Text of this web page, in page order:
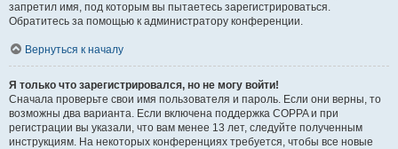
запретил имя, под которым вы пытаетесь зарегистрироваться.
Обратитесь за помощью к администратору конференции.
Вернуться к началу
Я только что зарегистрировался, но не могу войти!
Сначала проверьте свои имя пользователя и пароль. Если они верны, то
возможны два варианта. Если включена поддержка COPPA и при
регистрации вы указали, что вам менее 13 лет, следуйте полученным
инструкциям. На некоторых конференциях требуется, чтобы все новые